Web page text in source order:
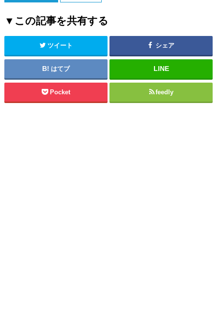
▼この記事を共有する
ツイート シェア
はてブ
Pocket feedly